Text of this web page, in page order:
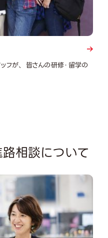
フが、 皆さんの研修・留学の
路相談について